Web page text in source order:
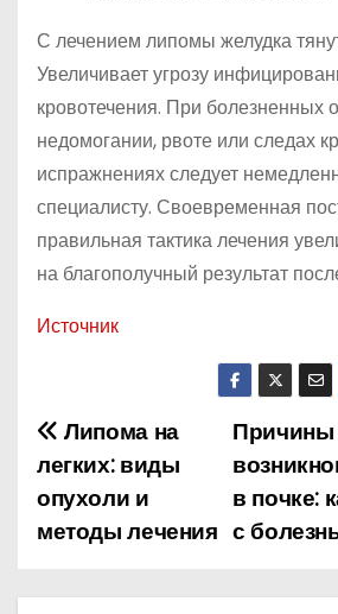
С лечением липомы желудка
Увеличивает угрозу
кровотечения. При болезненных
недомогании, рвоте или следах
испражнениях следует
специалисту. Своевременная
правильная тактика лечения
на благополучный результат
Источник
Н
а
в
и
Причины
в почке:
с
Липома на
легких: виды
опухоли и
методы лечения